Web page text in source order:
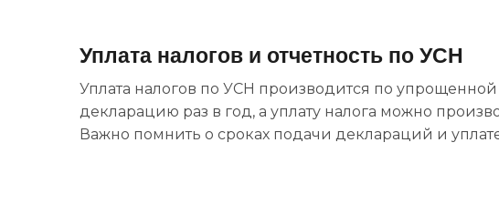
Уплата налогов и отчетность по УСН
Уплата налогов по УСН производится по
декларацию раз в год, а уплату налога можно
Важно помнить о сроках подачи деклараций и